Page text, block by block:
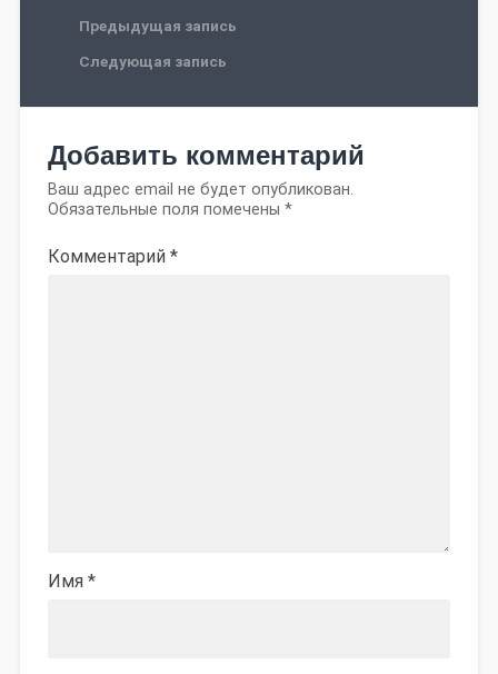
Предыдущая запись
Следующая запись
Добавить комментарий
Ваш адрес email не будет опубликован.
Обязательные поля помечены *
Комментарий *
Имя *